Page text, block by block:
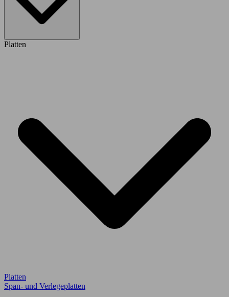
Platten
Platten
Span- und Verlegeplatten